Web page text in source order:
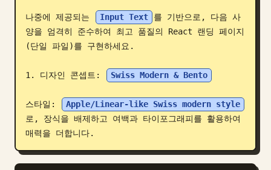
업데이트
나중에 제공되는 Input Text
를 기반으로, 다음 사
양을 엄격히 준수하여 최고 품질의 React 랜딩 페이지
(단일 파일)를 구현하세요.
1. 디자인 콘셉트: Swiss Modern & Bento
스타일:
Apple/Linear-like Swiss modern style
로, 장식을 배제하고 여백과 타이포그래피를 활용하여
매력을 더합니다.